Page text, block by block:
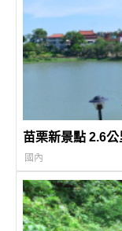
苗栗新景點 2.6
國內